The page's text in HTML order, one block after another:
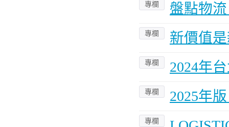
專欄 盤點物
專欄 新價值
專欄 2024年
專欄 2025年
專欄